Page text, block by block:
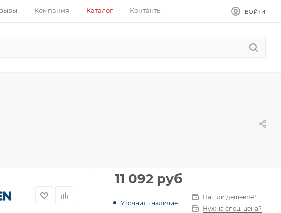
Компания Каталог Контакты ВОЙТИ
11 092 руб
Уточнить наличие
Нашли дешевле?
Нужна спец. цена?